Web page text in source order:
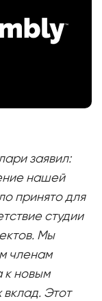
заявил:
нашей
принято для
студии
Мы
членам
к новым
вклад. Этот